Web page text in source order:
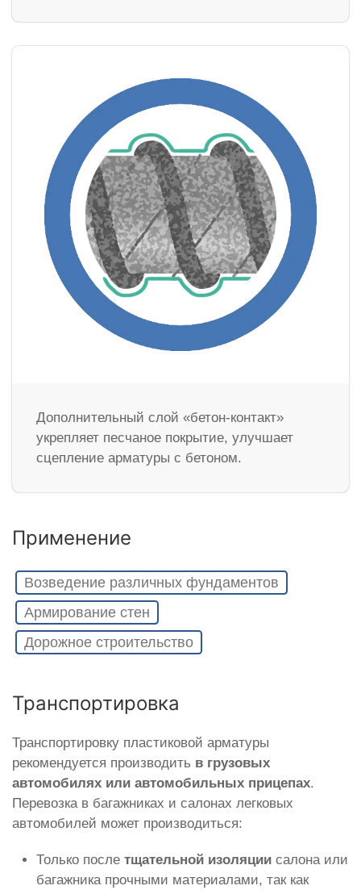
Дополнительный слой «бетон-контакт»
укрепляет песчаное покрытие, улучшает
сцепление арматуры с бетоном.
Применение
Возведение различных фундаментов
Армирование стен
Дорожное строительство
Транспортировка
Транспортировку пластиковой арматуры
рекомендуется производить в грузовых
автомобилях или автомобильных прицепах.
Перевозка в багажниках и салонах легковых
автомобилей может производиться:
Только после тщательной изоляции салона или
багажника прочными материалами, так как